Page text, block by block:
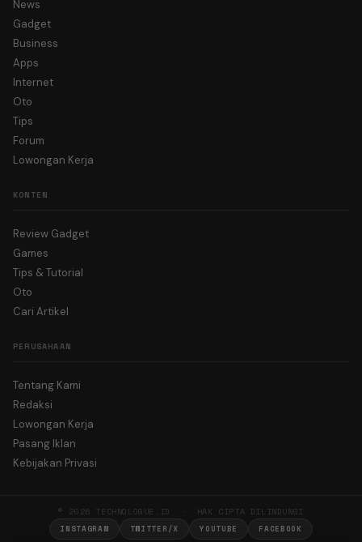
News
Gadget
Business
Apps
Internet
Oto
Tips
Forum
Lowongan Kerja
KONTEN
Review Gadget
Games
Tips & Tutorial
Oto
Cari Artikel
PERUSAHAAN
Tentang Kami
Redaksi
Lowongan Kerja
Pasang Iklan
Kebijakan Privasi
© 2026 TECHNOLOGUE.ID · HAK CIPTA DILINDUNGI
INSTAGRAM TWITTER/X YOUTUBE FACEBOOK